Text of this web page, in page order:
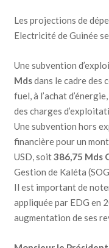
Les projections de
Electricité de Guinée
Une subvention
Mdsdans le cadre
fuel, à l’achat
des charges
Une subvention hors
financière pour un
USD, soit386,75 Mds
Gestion de Kaléta
Il est important de
appliquée par EDG en
augmentation de ses